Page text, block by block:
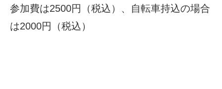
参加費は2500円（税込）、自転車持込の場合
は2000円（税込）